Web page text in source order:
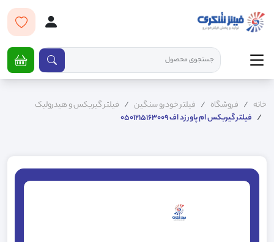
خانه فروشگاه فیلتر خودرو سنگین
فیلتر گیربکس و هیدرولیک
فیلتر گیربکس ام پاور زد اف 0501215163009